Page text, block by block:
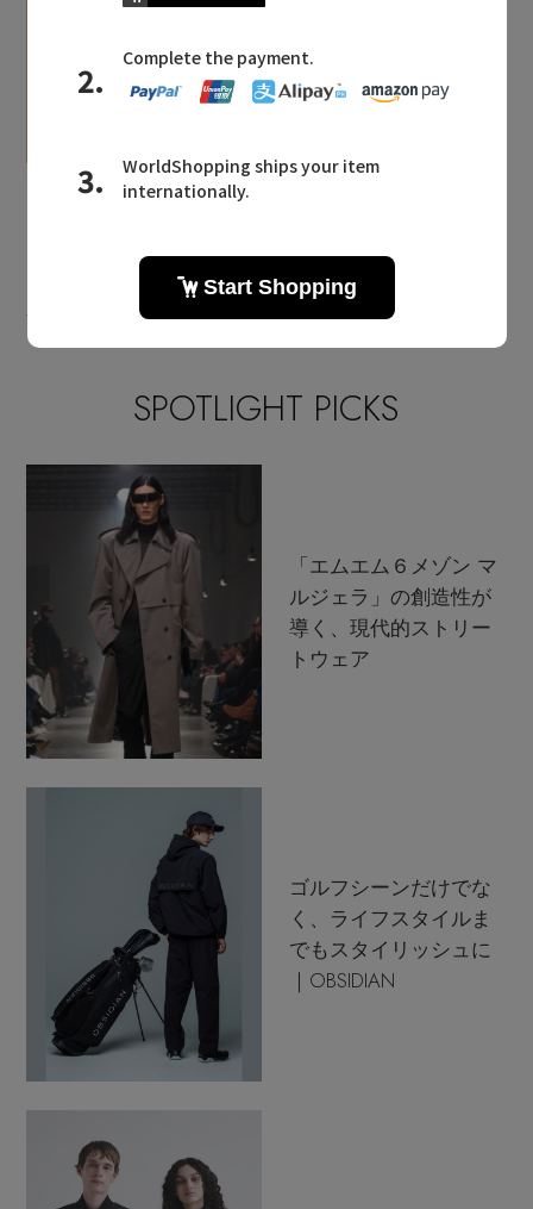
2026.04.17
アースデイは「エコアル
て考えよう！
2026.04.10
ムバック！
SPOTLIGHT PICKS
「エムエム６メゾン マ
ルジェラ」の創造性が
導く、現代的ストリー
トウェア
ゴルフシーンだけでな
く、ライフスタイルま
でもスタイリッシュに
｜OBSIDIAN